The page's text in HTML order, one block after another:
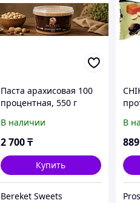
Паста арахисовая 100
процентная, 550 г
В наличии
2 700₸
Купить
Bereket Sweets
В
889